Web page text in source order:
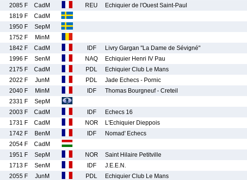
2085 F CadM REU
Echiquier de l'Ouest Saint-Paul
1819 F
CadM
1950 F
SepM
1752 F
MinM
1842 F CadM IDF
Livry Gargan "La Dame de Sévigné"
1996 F SenM NAQ
Echiquier Henri IV Pau
2175 F CadM PDL
Echiquier Club Le Mans
2022 F JunM PDL
Jade Echecs - Pornic
2040 F MinM IDF
Thomas Bourgneuf - Creteil
2331 F
SepM
2003 F CadM IDF
Echecs 16
1731 F CadM NOR
L'Echiquier Dieppois
1742 F BenM IDF
Nomad' Echecs
2054 F
CadM
1951 F SepM NOR
Saint Hilaire Petitville
1713 F SenM IDF
J.E.E.N.
2055 F JunM PDL Echiquier Club Le Mans